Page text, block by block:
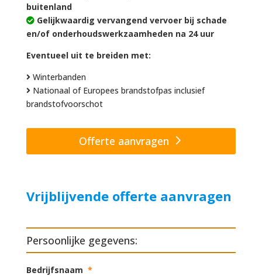
buitenland
Gelijkwaardig vervangend vervoer bij schade
en/of onderhoudswerkzaamheden na 24 uur
Eventueel uit te breiden met:
Winterbanden
Nationaal of Europees brandstofpas inclusief
brandstofvoorschot
Offerte aanvragen
Vrijblijvende offerte aanvragen
Persoonlijke gegevens:
Bedrijfsnaam *